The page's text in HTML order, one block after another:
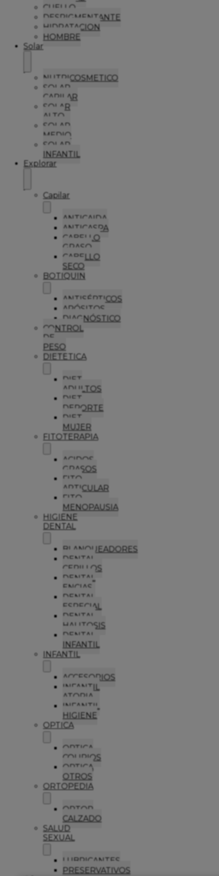
CUELLO
DESPIGMENTANTE
HIDRATACION
HOMBRE
Solar
NUTRICOSMETICO
SOLAR
CAPILAR
SOLAR
ALTO
SOLAR
MEDIO
SOLAR
INFANTIL
Explorar
Capilar
ANTICAIDA
ANTICASPA
CABELLO
GRASO
CABELLO
SECO
BOTIQUIN
ANTISÉPTICOS
APÓSITOS
DIAGNÓSTICO
CONTROL
DE
PESO
DIETETICA
DIET
ADULTOS
DIET
DEPORTE
DIET
MUJER
FITOTERAPIA
ACIDOS
GRASOS
FITO
ARTICULAR
FITO
MENOPAUSIA
HIGIENE
DENTAL
BLANQUEADORES
DENTAL
CEPILLOS
DENTAL
ENCIAS
DENTAL
ESPECIAL
DENTAL
HALITOSIS
DENTAL
INFANTIL
INFANTIL
ACCESORIOS
INFANTIL
ATOPIA
INFANTIL
HIGIENE
OPTICA
OPTICA
COLIRIOS
OPTICA
OTROS
ORTOPEDIA
ORTOP
CALZADO
SALUD
SEXUAL
LUBRICANTES
PRESERVATIVOS